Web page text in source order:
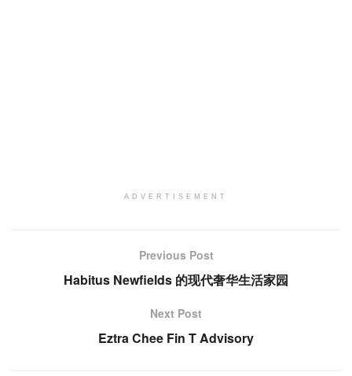
ADVERTISEMENT
Previous Post
Habitus Newfields 的现代奢华生活家园
Next Post
Eztra Chee Fin T Advisory